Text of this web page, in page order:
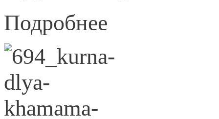
Подробнее